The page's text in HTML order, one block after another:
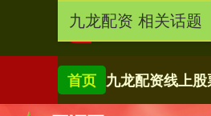
首页 九龙配资线上
九龙配资 相关话题